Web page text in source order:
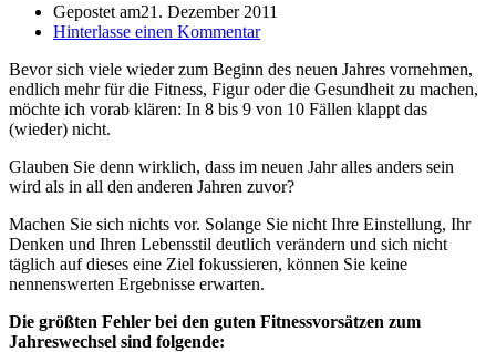
Gepostet am21. Dezember 2011
Hinterlasse einen Kommentar
Bevor sich viele wieder zum Beginn des neuen Jahres vornehmen,
endlich mehr für die Fitness, Figur oder die Gesundheit zu machen,
möchte ich vorab klären: In 8 bis 9 von 10 Fällen klappt das
(wieder) nicht.
Glauben Sie denn wirklich, dass im neuen Jahr alles anders sein
wird als in all den anderen Jahren zuvor?
Machen Sie sich nichts vor. Solange Sie nicht Ihre Einstellung, Ihr
Denken und Ihren Lebensstil deutlich verändern und sich nicht
täglich auf dieses eine Ziel fokussieren, können Sie keine
nennenswerten Ergebnisse erwarten.
Die größten Fehler bei den guten Fitnessvorsätzen zum
Jahreswechsel sind folgende: